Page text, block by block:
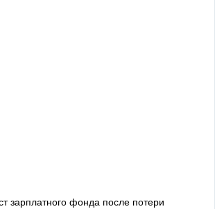
зарплатного фонда после потери